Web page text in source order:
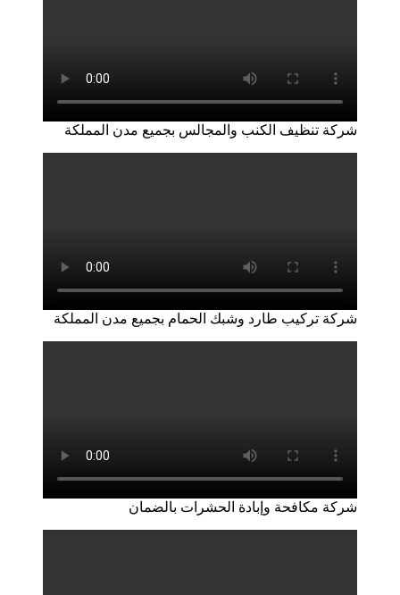
شركة تنظيف الكنب والمجالس بجميع مدن المملكة
شركة تركيب طارد وشبك الحمام بجميع مدن المملكة
شركة مكافحة وإبادة الحشرات بالضمان